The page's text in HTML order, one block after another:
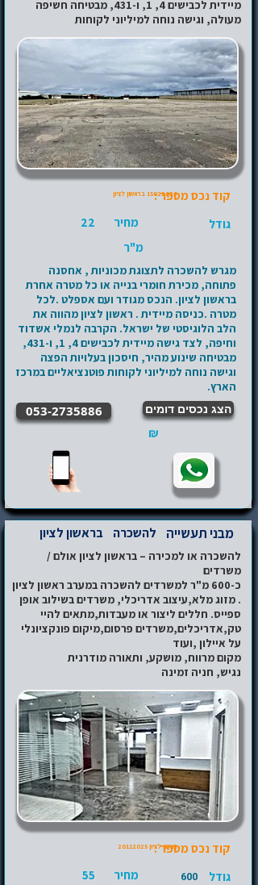
מיידית לכבישים 4, 1, ו-431, מבטיחה חשיפה
מעולה, וגישה נוחה למיליוני לקוחות
15022026 בראשון לציון
קוד נכס מספר :
גודל
22
מחיר
מ"ר
מגרש להשכרה לתצוגת מכוניות , אחסנה
פתוחה, מכירת חומרי בנייה או כל מטרה אחרת
בראשון לציון. הנכס מגודר ועם אספלט .לכל
מטרה .כניסה מיידית . ראשון לציון מהווה את
הלב הלוגיסטי של ישראל. הקרבה לנמלי אשדוד
וחיפה, לצד גישה מיידית לכבישים 4, 1, ו-431,
מבטיחה שינוע מהיר, חיסכון בעלויות הפצה
וגישה נוחה למיליוני לקוחות פוטנציאליים במרכז
הארץ.
הצג נכסים דומים 053-2735886
₪
בראשון לציון להשכרה מבני תעשייה
להשכרה או למכירה – בראשון לציון אולם /
משרדים
כ-600 מ"ר למשרדים להשכרה במערב ראשון לציון
. מזוג מלא,עיצוב אדריכלי, משרדים בשילוב אופן
ספייס. חללים ליצור או מעבדות,מתאים להיי
טק,אדריכלים,משרדים פרסום,מיקום פונקציונלי
על איילון ,ועוד
מקום מרווח, מושקע, ותאורה מודרנית
נגיש, חניה זמינה
ראשון לציון 20112025
קוד נכס מספר :
גודל
600
55
מחיר